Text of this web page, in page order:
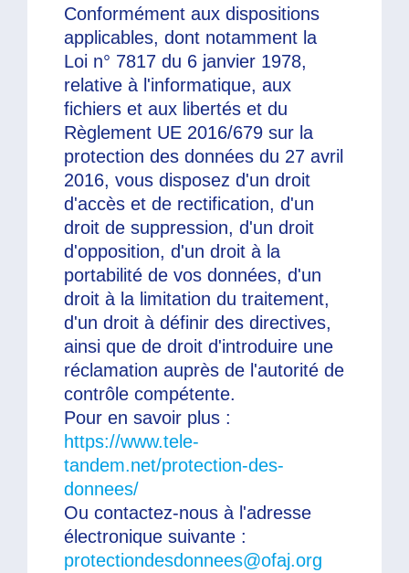
Conformément aux dispositions
applicables, dont notamment la
Loi n° 7817 du 6 janvier 1978,
relative à l'informatique, aux
fichiers et aux libertés et du
Règlement UE 2016/679 sur la
protection des données du 27 avril
2016, vous disposez d'un droit
d'accès et de rectification, d'un
droit de suppression, d'un droit
d'opposition, d'un droit à la
portabilité de vos données, d'un
droit à la limitation du traitement,
d'un droit à définir des directives,
ainsi que de droit d'introduire une
réclamation auprès de l'autorité de
contrôle compétente.
Pour en savoir plus :
https://www.tele-
tandem.net/protection-des-
donnees/
Ou contactez-nous à l'adresse
électronique suivante :
protectiondesdonnees@ofaj.org